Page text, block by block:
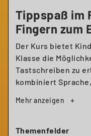
Tippspaß im
Fingern zum
Der Kurs bietet
Klasse die
Tastschreiben zu
kombiniert
Lernmaterial wird
Spaß und
Themenfelder